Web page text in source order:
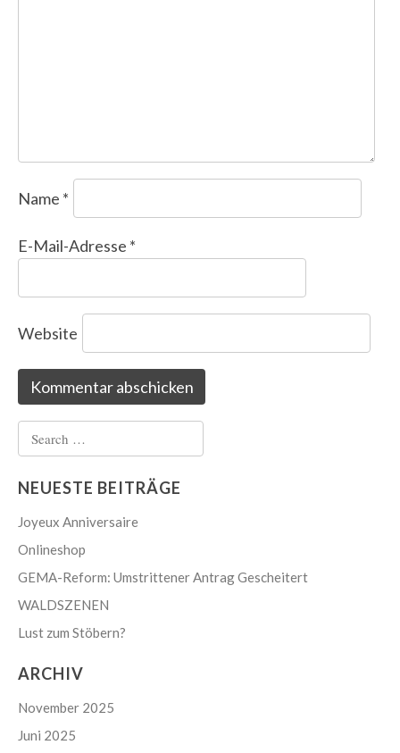
Name *
E-Mail-Adresse *
Website
for:
NEUESTE BEITRÄGE
Joyeux Anniversaire
Onlineshop
GEMA-Reform: Umstrittener Antrag Gescheitert
WALDSZENEN
Lust zum Stöbern?
ARCHIV
November 2025
Juni 2025